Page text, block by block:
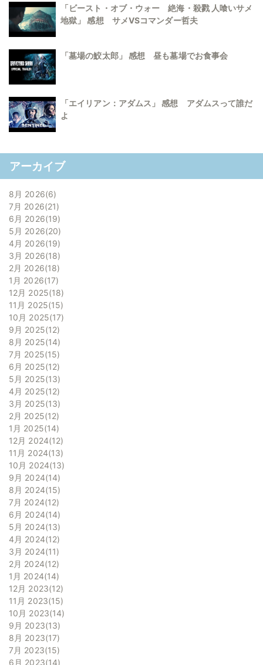
「ビースト・オブ・ウォー 絶海・殺戮 人喰いサメ
地獄」 感想 サメVSコマンダー哲夫
「墓場の鮫太郎」 感想 昼も墓場でお食事会
「エイリアン：アダムス」 感想 アダムスって誰だ
よ
アーカイブ
8月 2026 6
7月 2026 21
6月 2026 19
5月 2026 20
4月 2026 19
3月 2026 18
2月 2026 18
1月 2026 17
12月 2025 18
11月 2025 15
10月 2025 17
9月 2025 12
8月 2025 14
7月 2025 15
6月 2025 12
5月 2025 13
4月 2025 12
3月 2025 13
2月 2025 12
1月 2025 14
12月 2024 12
11月 2024 13
10月 2024 13
9月 2024 14
8月 2024 15
7月 2024 12
6月 2024 14
5月 2024 13
4月 2024 12
3月 2024 11
2月 2024 12
1月 2024 14
12月 2023 12
11月 2023 15
10月 2023 14
9月 2023 13
8月 2023 17
7月 2023 15
6月 2023 14